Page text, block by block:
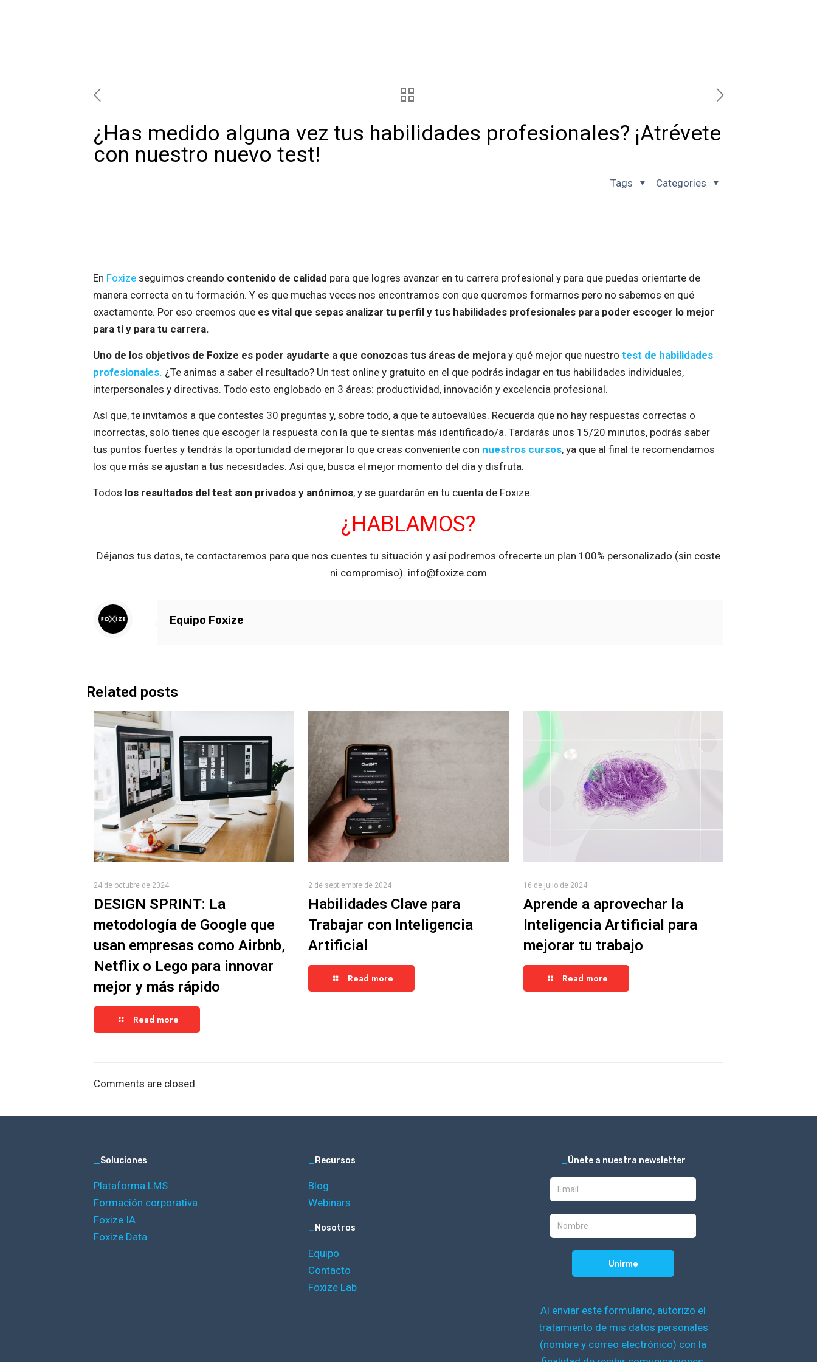
¿Has medido alguna vez tus habilidades profesionales? ¡Atrévete
con nuestro nuevo test!
Categories
Tags
En Foxizeseguimos creando contenido de calidad para que logres avanzar en tu carrera profesional y para que puedas orientarte de
manera correcta en tu formación. Y es que muchas veces nos encontramos con que queremos formarnos pero no sabemos en qué
exactamente. Por eso creemos que es vital que sepas analizar tu perfil y tus habilidades profesionales para poder escoger lo mejor
para ti y para tu carrera.
Uno de los objetivos de Foxize es poder ayudarte a que conozcas tus áreas de mejora y qué mejor que nuestro test de habilidades
profesionales. ¿Te animas a saber el resultado? Un test online y gratuito en el que podrás indagar en tus habilidades individuales,
interpersonales y directivas. Todo esto englobado en 3 áreas: productividad, innovación y excelencia profesional.
Así que, te invitamos a que contestes 30 preguntas y, sobre todo, a que te autoevalúes. Recuerda que no hay respuestas correctas o
incorrectas, solo tienes que escoger la respuesta con la que te sientas más identificado/a. Tardarás unos 15/20 minutos, podrás saber
tus puntos fuertes y tendrás la oportunidad de mejorar lo que creas conveniente con nuestros cursos, ya que al final te recomendamos
los que más se ajustan a tus necesidades. Así que, busca el mejor momento del día y disfruta.
Todos los resultados del test son privados y anónimos, y se guardarán en tu cuenta de Foxize.
¿HABLAMOS?
Déjanos tus datos, te contactaremos para que nos cuentes tu situación y así podremos ofrecerte un plan 100% personalizado (sin coste
ni compromiso). info@foxize.com
Equipo Foxize
Related posts
24 de octubre de 2024
DESIGN SPRINT: La
metodología de Google que
usan empresas como Airbnb,
Netflix o Lego para innovar
mejor y más rápido
Read more
2 de septiembre de 2024
Habilidades Clave para
Trabajar con Inteligencia
Artificial
Read more
16 de julio de 2024
Aprende a aprovechar la
Inteligencia Artificial para
mejorar tu trabajo
Read more
Comments are closed.
_Soluciones
Plataforma LMS
Formación corporativa
Foxize IA
Foxize Data
_Recursos
Blog
Webinars
_Nosotros
Equipo
Contacto
Foxize Lab
_Únete a nuestra newsletter
Al enviar este formulario, autorizo el
tratamiento de mis datos personales
(nombre y correo electrónico) con la